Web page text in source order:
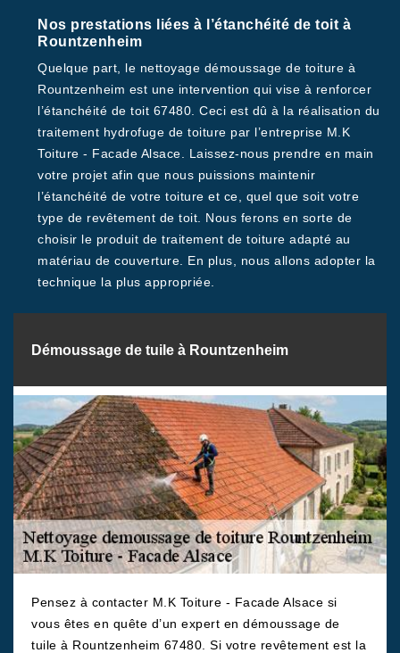
Nos prestations liées à l’étanchéité de toit à
Rountzenheim
Quelque part, le nettoyage démoussage de toiture à
Rountzenheim est une intervention qui vise à renforcer
l’étanchéité de toit 67480. Ceci est dû à la réalisation du
traitement hydrofuge de toiture par l’entreprise M.K
Toiture - Facade Alsace. Laissez-nous prendre en main
votre projet afin que nous puissions maintenir
l’étanchéité de votre toiture et ce, quel que soit votre
type de revêtement de toit. Nous ferons en sorte de
choisir le produit de traitement de toiture adapté au
matériau de couverture. En plus, nous allons adopter la
technique la plus appropriée.
Démoussage de tuile à Rountzenheim
Pensez à contacter M.K Toiture - Facade Alsace si
vous êtes en quête d’un expert en démoussage de
tuile à Rountzenheim 67480. Si votre revêtement est la